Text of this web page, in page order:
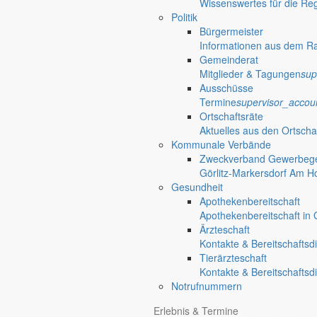
Wissenswertes für die
Politik
Bürgermeister
Informationen aus dem
Gemeinderat
Mitglieder & Tagungen
Ausschüsse
Termine
Ortschaftsräte
Aktuelles aus den
Kommunale Verbände
Zweckverband
Görlitz-Markersdorf Am
Gesundheit
Apothekenbereitschaft
Apothekenbereitschaft in
Ärzteschaft
Kontakte &
Tierärzteschaft
Kontakte &
Notrufnummern
Erlebnis & Termine
Gemeinde
Autowerkstatt Kitte GmbH
Baugeschäft Peter Voigt GmbH